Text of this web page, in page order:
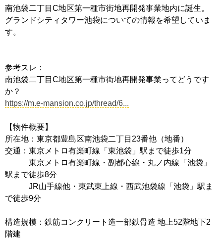
南池袋二丁目C地区第一種市街地再開発事業地内に誕生。
グランドシティタワー池袋についての情報を希望していま
す。
参考スレ：
南池袋二丁目C地区第一種市街地再開発事業ってどうです
か？
https://m.e-mansion.co.jp/thread/6...
【物件概要】
所在地：東京都豊島区南池袋二丁目23番他（地番）
交通：東京メトロ有楽町線「東池袋」駅まで徒歩1分
東京メトロ有楽町線・副都心線・丸ノ内線「池袋」
駅まで徒歩8分
JR山手線他・東武東上線・西武池袋線「池袋」駅ま
で徒歩9分
構造規模：鉄筋コンクリート造一部鉄骨造 地上52階地下2
階建